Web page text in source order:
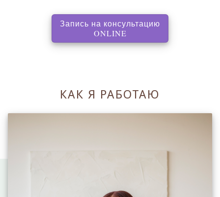
Запись на консультацию
ONLINE, перенаправляет на
КАК Я РАБОТАЮ